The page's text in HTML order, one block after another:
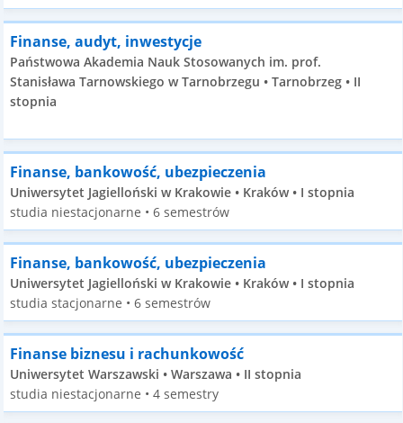
Finanse, audyt, inwestycje
Państwowa Akademia Nauk Stosowanych im. prof.
Stanisława Tarnowskiego w Tarnobrzegu • Tarnobrzeg • II
stopnia
Finanse, bankowość, ubezpieczenia
Uniwersytet Jagielloński w Krakowie • Kraków • I stopnia
studia niestacjonarne • 6 semestrów
Finanse, bankowość, ubezpieczenia
Uniwersytet Jagielloński w Krakowie • Kraków • I stopnia
studia stacjonarne • 6 semestrów
Finanse biznesu i rachunkowość
Uniwersytet Warszawski • Warszawa • II stopnia
studia niestacjonarne • 4 semestry